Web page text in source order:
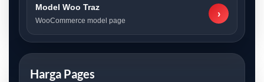
Model Woo Traz
WooCommerce model page
›
Harga Pages